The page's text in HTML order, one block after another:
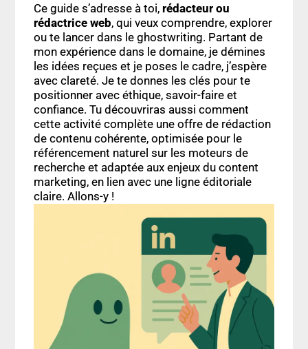
Ce guide s’adresse à toi,rédacteur ou
rédactrice web, qui veux comprendre, explorer
ou te lancer dans le ghostwriting. Partant de
mon expérience dans le domaine, je démines
les idées reçues et je poses le cadre, j’espère
avec clareté. Je te donnes les clés pour te
positionner avec éthique, savoir-faire et
confiance. Tu découvriras aussi comment
cette activité complète une offre de rédaction
de contenucohérente, optimisée pour le
référencement naturel sur les moteurs de
rechercheet adaptée aux enjeux du content
marketing, en lien avec une ligne éditoriale
claire. Allons-y !